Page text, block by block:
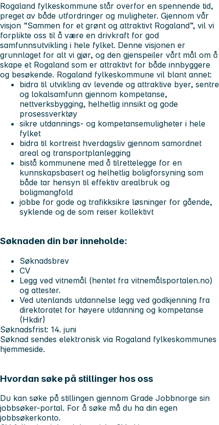
Rogaland fylkeskommune står overfor en spennende tid,
preget av både utfordringer og muligheter. Gjennom vår
visjon “Sammen for et grønt og attraktivt Rogaland”, vil vi
forplikte oss til å være en drivkraft for god
samfunnsutvikling i hele fylket. Denne visjonen er
grunnlaget for alt vi gjør, og den gjenspeiler vårt mål om å
skape et Rogaland som er attraktivt for både innbyggere
og besøkende. Rogaland fylkeskommune vil blant annet:
bidra til utvikling av levende og attraktive byer, sentre
og lokalsamfunn gjennom kompetanse,
nettverksbygging, helhetlig innsikt og gode
prosessverktøy
sikre utdannings- og kompetansemuligheter i hele
fylket
bidra til kortreist hverdagsliv gjennom samordnet
areal og transportplanlegging
bistå kommunene med å tilrettelegge for en
kunnskapsbasert og helhetlig boligforsyning som
både tar hensyn til effektiv arealbruk og
boligmangfold
jobbe for gode og trafikksikre løsninger for gående,
syklende og de som reiser kollektivt
Søknaden din bør inneholde:
Søknadsbrev
CV
Legg ved vitnemål (hentet fra vitnemålsportalen.no)
og attester.
Ved utenlands utdannelse legg ved godkjenning fra
direktoratet for høyere utdanning og kompetanse
(Hkdir)
Søknadsfrist: 14. juni
Søknad sendes elektronisk via Rogaland fylkeskommunes
hjemmeside.
Hvordan søke på stillinger hos oss
Du kan søke på stillingen gjennom Grade Jobbnorge sin
jobbsøker-portal. For å søke må du ha din egen
jobbsøkerkonto.